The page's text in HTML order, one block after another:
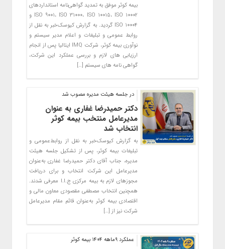
بیمه کوثر موفق به تمدید گواهی‌نامه استانداردهای
ISO 9001، ISO 31000، ISO 10015، ISO 10002 و
ISO 10004 گردید. به گزارش کیوسک‌خبر به نقل از
روابط عمومی و تبلیغات و اعلام مدیر سیستم و
نوآوری بیمه کوثر، شرکت IMQ ایتالیا پس از انجام
ارزیابی های لازم و بررسی عملکرد این شرکت،
گواهی نامه های سیستم […]
در جلسه هیئت مدیره مصوب شد
دکتر حمیدرضا غفاری به عنوان
مدیرعامل منتخب بیمه کوثر
انتخاب شد
به گزارش کیوسک‌خبر به نقل از روابط‌عمومی و
تبلیغات بیمه کوثر، پس از تشکیل جلسه هیئت
مدیره، جناب آقای دکتر حمیدرضا غفاری به‌عنوان
مدیرعامل این شرکت انتخاب و برای دریافت
مجوزهای لازم به بیمه مرکزی ج.ا.ا معرفی شدند.
همچنین انتخاب مصطفی مقصودی معاون مالی و
اقتصادی بیمه کوثر به‌عنوان قائم مقام مدیرعامل
شرکت نیز از […]
عملکرد ۹ماهه ۱۴۰۴ بیمه کوثر